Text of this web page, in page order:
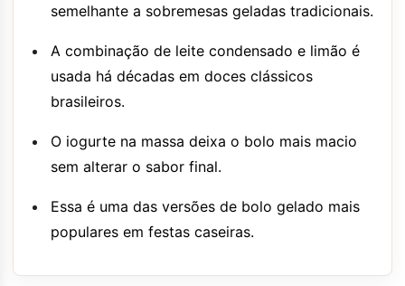
semelhante a sobremesas geladas tradicionais.
A combinação de leite condensado e limão é
usada há décadas em doces clássicos
brasileiros.
O iogurte na massa deixa o bolo mais macio
sem alterar o sabor final.
Essa é uma das versões de bolo gelado mais
populares em festas caseiras.